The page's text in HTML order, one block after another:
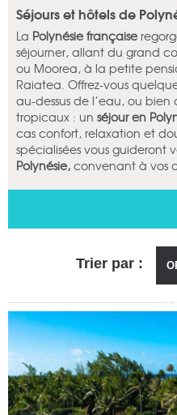
Séjours et hôtels de
La Polynésie française
séjourner, allant du grand
ou Moorea, à la petite
Raiatea. Offrez-vous
au-dessus de l’eau, ou
tropicaux : un séjour en
cas confort, relaxation et
spécialisées vous guideront
Polynésie, convenant à vos
Trier par :